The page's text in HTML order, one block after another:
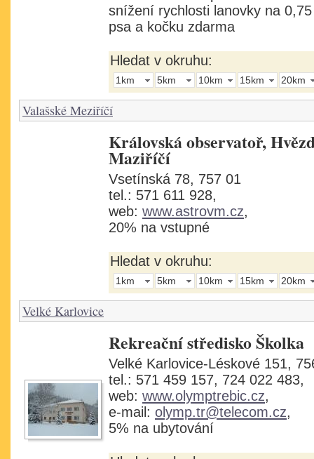
snížení rychlosti lanovky na
psa a kočku zdarma
Hledat v okruhu:
1km 5km 10km 15km 20km
Valašské Meziříčí
Královská observatoř,
Maziříčí
Vsetínská 78, 757 01
tel.: 571 611 928,
web: www.astrovm.cz,
20% na vstupné
Hledat v okruhu:
1km 5km 10km 15km 20km
Velké Karlovice
Rekreační středisko Školka
Velké Karlovice-Léskové 151,
tel.: 571 459 157, 724 022 483,
web: www.olymptrebic.cz,
e-mail: olymp.tr@telecom.cz,
5% na ubytování